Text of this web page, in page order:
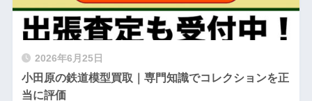
2026年6月25日
小田原の鉄道模型買取｜専門知識でコレクションを正
当に評価